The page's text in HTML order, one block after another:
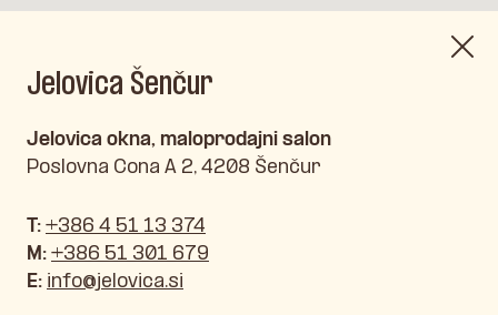
Jelovica Šenčur
Jelovica okna, maloprodajni salon
Poslovna Cona A 2, 4208 Šenčur
T: +386 4 51 13 374
M: +386 51 301 679
E: info@jelovica.si